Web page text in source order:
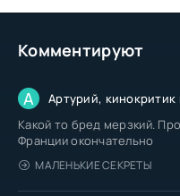
Комментируют
А Артурий, кинокритик
Какой то бред мерзкий.
Франции окончательно
МАЛЕНЬКИЕ СЕКРЕТЫ